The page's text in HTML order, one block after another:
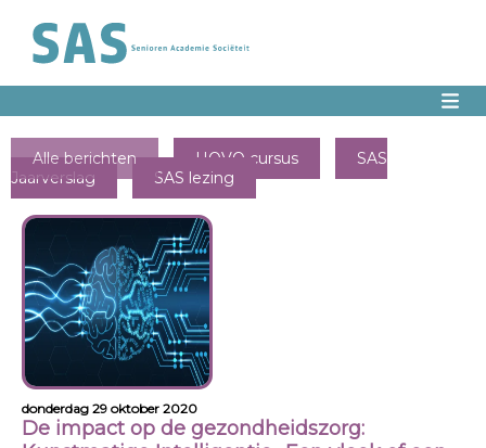
Alle berichten HOVO cursus
SAS
Jaarverslag
SAS lezing
donderdag 29 oktober 2020
De impact op de gezondheidszorg: